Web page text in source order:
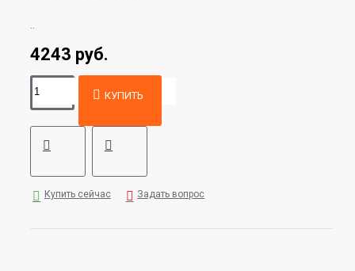
4243 руб.
КУПИТЬ
Купить сейчас Задать вопрос